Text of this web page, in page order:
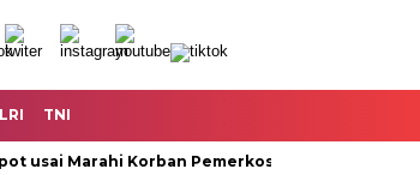
TNI
Marahi Korban Pemerkosaan